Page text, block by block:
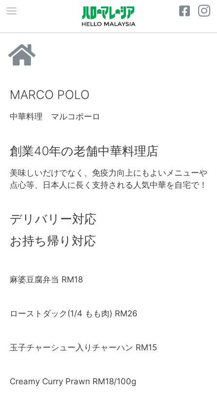
MARCO POLO
中華料理 マルコポーロ
創業40年の老舗中華料理店
美味しいだけでなく、免疫力向上にもよいメニューや
点心等、日本人に長く支持される人気中華を自宅で！
デリバリー対応
お持ち帰り対応
麻婆豆腐弁当 RM18
ローストダック(1/4 もも肉) RM26
玉子チャーシュー入りチャーハン RM15
Creamy Curry Prawn RM18/100g